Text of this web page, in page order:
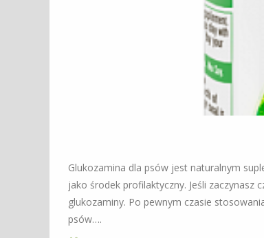
Glukozamina dla psów jest naturalnym
jako środek profilaktyczny. Jeśli
glukozaminy. Po pewnym czasie
psów….